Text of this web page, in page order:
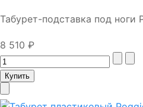
Табурет-подставка под ноги
8 510 ₽